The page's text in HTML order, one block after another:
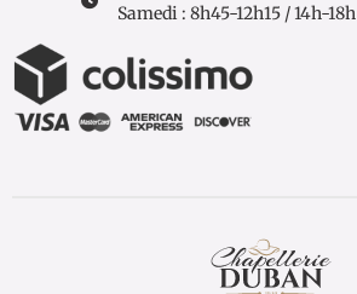
Samedi : 8h45-12h15 / 14h-18h